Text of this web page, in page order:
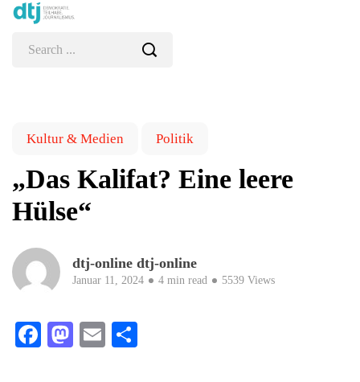
Kultur & Medien Politik
„Das Kalifat? Eine leere
Hülse“
dtj-online dtj-online
Januar 11, 2024 4 min read 5539 Views
Facebook
Mastodon
Email